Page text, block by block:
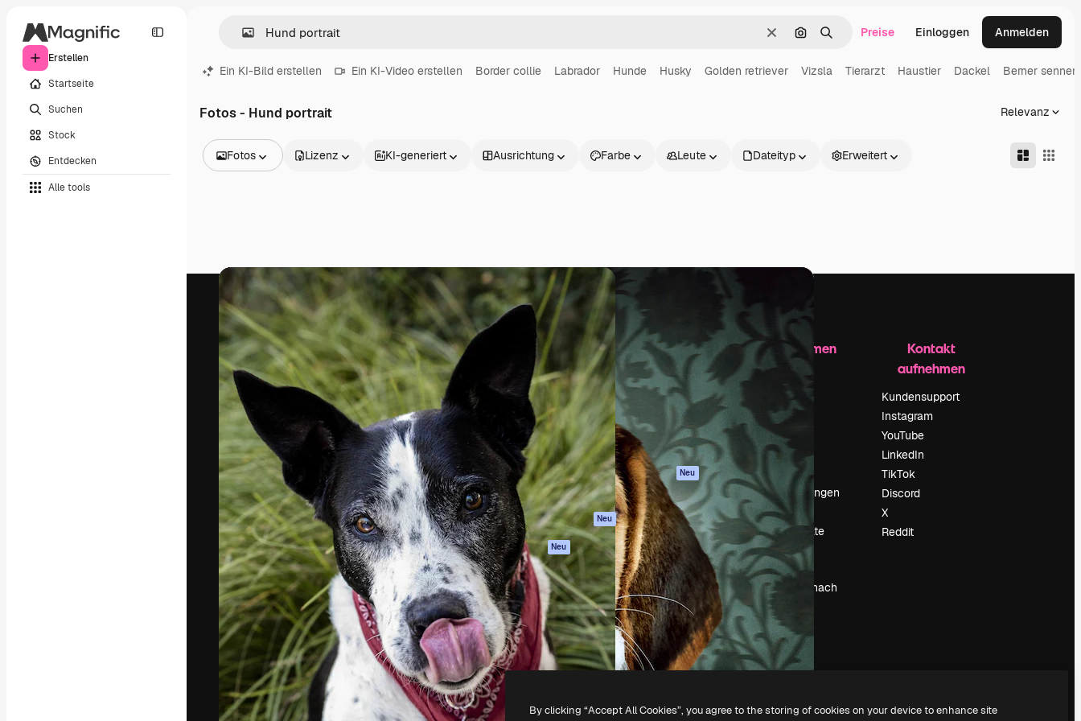
Erstellen
Startseite
Suchen
Stock
Entdecken
Alle tools
LöschenNach Bild suchen
SuchenPreise Einloggen Anmelden
Ein KI-Bild erstellen Ein KI-Video erstellen Border collie Labrador Hunde Husky Golden retriever Vizsla Tierarzt Haustier Dackel Berner
Fotos - Hund portrait Relevanz
Fotos
Videos
Filmmaterial
Motion Graphics
Videovorlagen
Icons
3D-Modelle
Schriftarten
Lizenz KI-generiert Ausrichtung Farbe Leute Dateityp Erweitert
Die kreative Plattform, um deine beste
Arbeit zu verwirklichen. Mehr als 1 Million
Abonnenten unter Kreativen, Unternehmen,
Agenturen und Studios.
Deutsch
Produkte
Spaces
KI-Assistent
KI-Bildgenerator
KI-Videogenerator
KI-
Stimmengenerator
Stock-Inhalte
MCP für
Claude/ChatGPT
Neu
Agenten Neu
API
Mobile App
Alle Magnific-Tools
Loslegen
Academy
Dokumentation
Support
AGB
Datenschutzerklärung
Originale Neu
Cookie-Richtlinie
Vertrauenszentrum
Partner
Unternehmen
Unternehmen
Über uns
Reviews
Karriere
Suchtrends
Veranstaltungen
Slidesgo
Deine Inhalte
verkaufen
Pressesaal
Suchst du nach
magnific.ai
Kontakt
aufnehmen
Kundensupport
Instagram
YouTube
LinkedIn
TikTok
Discord
X
Reddit
Copyright © 2010- 2026Freepik Company S.L.U.Alle Rechte vorbehalten.
By clicking “Accept All Cookies”, you agree to the storing of cookies on your device to enhance site